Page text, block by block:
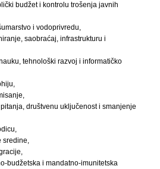
budžet i kontrolu trošenja javnih
i vodoprivredu,
saobraćaj, infrastrukturu i
tehnološki razvoj i informatičko
društvenu uključenost i smanjenje
sredine,
budžetska i mandatno-imunitetska